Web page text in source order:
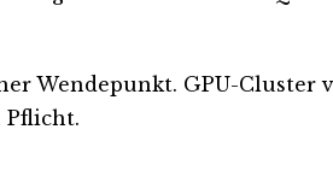
Wendepunkt. GPU-